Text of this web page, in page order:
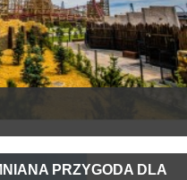
PRZYGODA DLA